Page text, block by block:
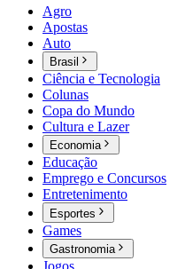
Agro
Apostas
Auto
Brasil
Ciência e Tecnologia
Colunas
Copa do Mundo
Cultura e Lazer
Economia
Educação
Emprego e Concursos
Entretenimento
Esportes
Games
Gastronomia
Jogos